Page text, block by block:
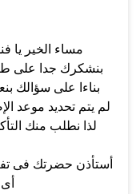
مساء الخير
بنشكرك جدا على
بناءا على سؤالك
لذا نطلب منك
أستأذن حضرتك فى